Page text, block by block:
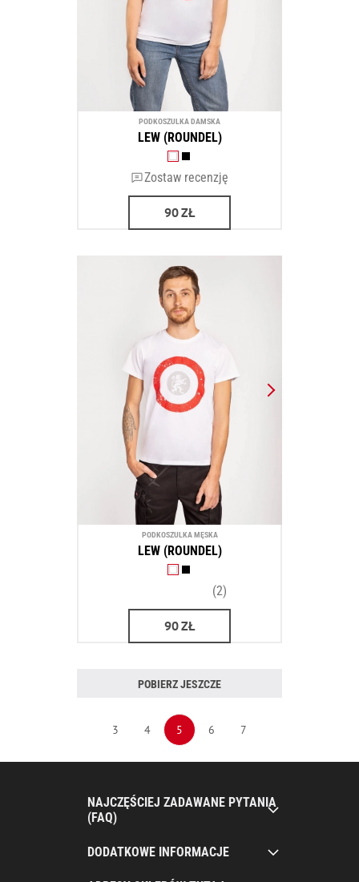
PODKOSZULKA DAMSKA
LEW (ROUNDEL)
Zostaw recenzję
90ZŁ
PODKOSZULKA MĘSKA
LEW (ROUNDEL)
(2)
90ZŁ
POBIERZ JESZCZE
3 4 5 6 7
NAJCZĘŚCIEJ ZADAWANE PYTANIA
(FAQ)
DODATKOWE INFORMACJE